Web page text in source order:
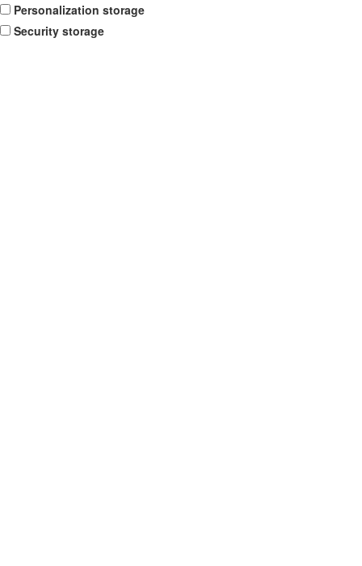
Personalization storage
Security storage